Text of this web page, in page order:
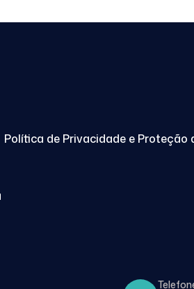
Política de Privacidade e Proteção